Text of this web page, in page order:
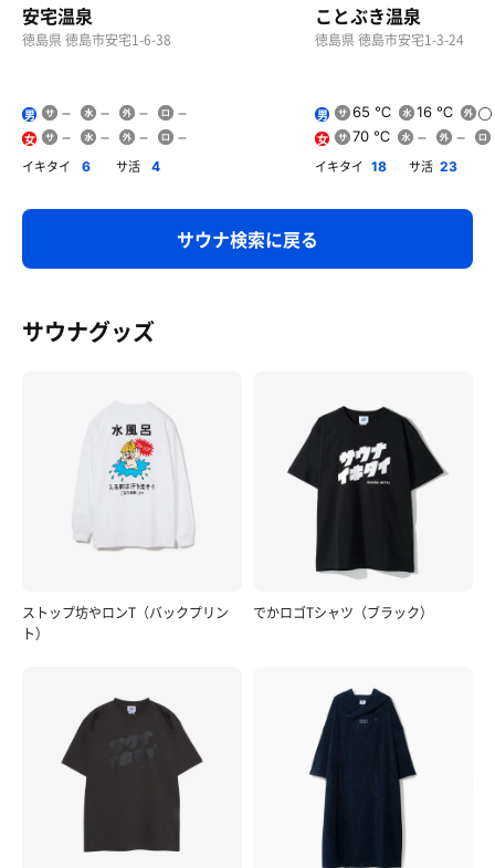
安宅温泉
徳島県 徳島市安宅1-6-38
男
女
イキタイ 6 サ活 4
ことぶき温泉
徳島県 徳島市安宅1-3-24
男 65 ℃ 16 ℃
女 70 ℃
イキタイ 18 サ活 23
サウナ検索に戻る
サウナグッズ
ストップ坊やロンT（バックプリン
ト）
でかロゴTシャツ（ブラック）